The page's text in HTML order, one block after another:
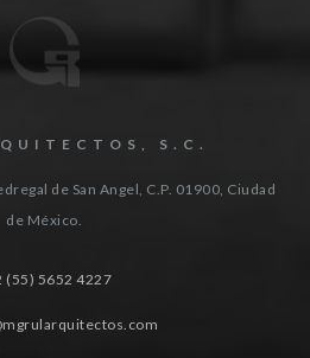
S.C.
de San Angel, C.P. 01900, Ciudad
de México.
(55) 5652 4227